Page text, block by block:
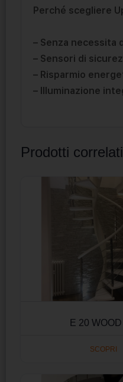
Perché scegliere
– Senza necessita
– Sensori di
– Risparmio
– Illuminazione
Prodotti correlati
E 20 WOOD
SCOPRI